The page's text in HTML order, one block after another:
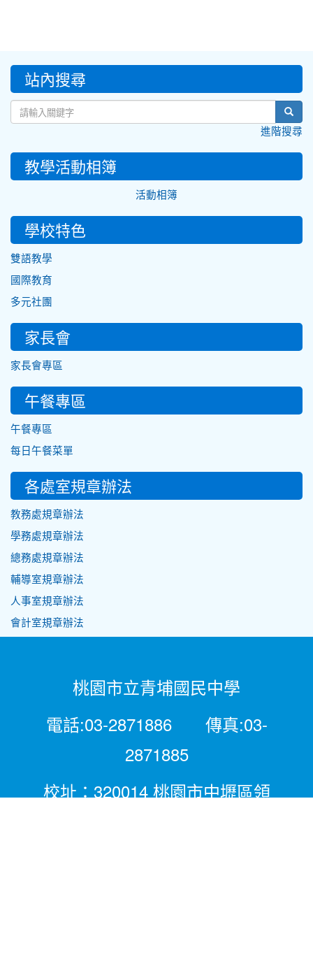
::: 站內搜尋
進階搜尋
教學活動相簿
活動相簿
學校特色
雙語教學
國際教育
多元社團
家長會
家長會專區
午餐專區
午餐專區
每日午餐菜單
各處室規章辦法
教務處規章辦法
學務處規章辦法
總務處規章辦法
輔導室規章辦法
人事室規章辦法
會計室規章辦法
桃園市立青埔國民中學
電話:03-2871886 傳真:03-
2871885
校址：320014 桃園市中壢區領